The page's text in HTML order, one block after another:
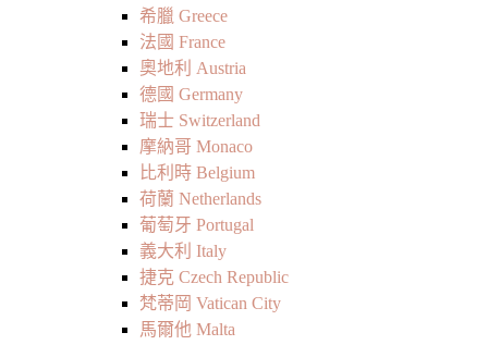
希臘 Greece
法國 France
奧地利 Austria
德國 Germany
瑞士 Switzerland
摩納哥 Monaco
比利時 Belgium
荷蘭 Netherlands
葡萄牙 Portugal
義大利 Italy
捷克 Czech Republic
梵蒂岡 Vatican City
馬爾他 Malta